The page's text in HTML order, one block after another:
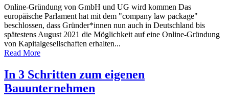
Online-Gründung von GmbH und UG wird kommen Das
europäische Parlament hat mit dem "company law package"
beschlossen, dass Gründer*innen nun auch in Deutschland bis
spätestens August 2021 die Möglichkeit auf eine Online-Gründung
von Kapitalgesellschaften erhalten...
Read More
In 3 Schritten zum eigenen
Bauunternehmen